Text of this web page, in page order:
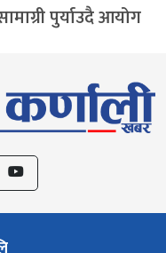
पुर्याउदै आयोग